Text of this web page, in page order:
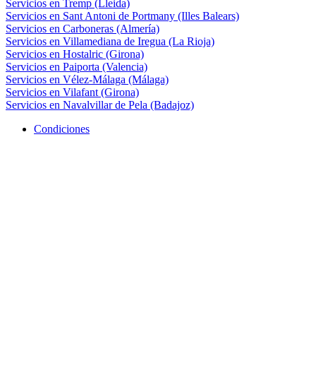
Servicios en Tremp (Lleida)
Servicios en Sant Antoni de Portmany (Illes Balears)
Servicios en Carboneras (Almería)
Servicios en Villamediana de Iregua (La Rioja)
Servicios en Hostalric (Girona)
Servicios en Paiporta (Valencia)
Servicios en Vélez-Málaga (Málaga)
Servicios en Vilafant (Girona)
Servicios en Navalvillar de Pela (Badajoz)
Condiciones